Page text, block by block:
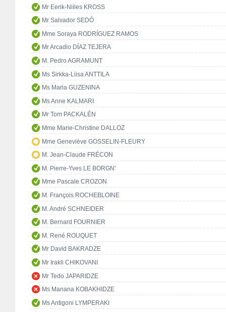
Mr Eerik-Niiles KROSS
Mr Salvador SEDÓ
Mme Soraya RODRÍGUEZ RAMOS
Mr Arcadio DÍAZ TEJERA
M. Pedro AGRAMUNT
Ms Sirkka-Liisa ANTTILA
Ms Maria GUZENINA
Ms Anne KALMARI
Mr Tom PACKALÉN
Mme Marie-Christine DALLOZ
Mme Geneviève GOSSELIN-FLEURY
M. Jean-Claude FRÉCON
M. Pierre-Yves LE BORGN'
Mme Pascale CROZON
M. François ROCHEBLOINE
M. André SCHNEIDER
M. Bernard FOURNIER
M. René ROUQUET
Mr David BAKRADZE
Mr Irakli CHIKOVANI
Mr Tedo JAPARIDZE
Ms Manana KOBAKHIDZE
Ms Antigoni LYMPERAKI